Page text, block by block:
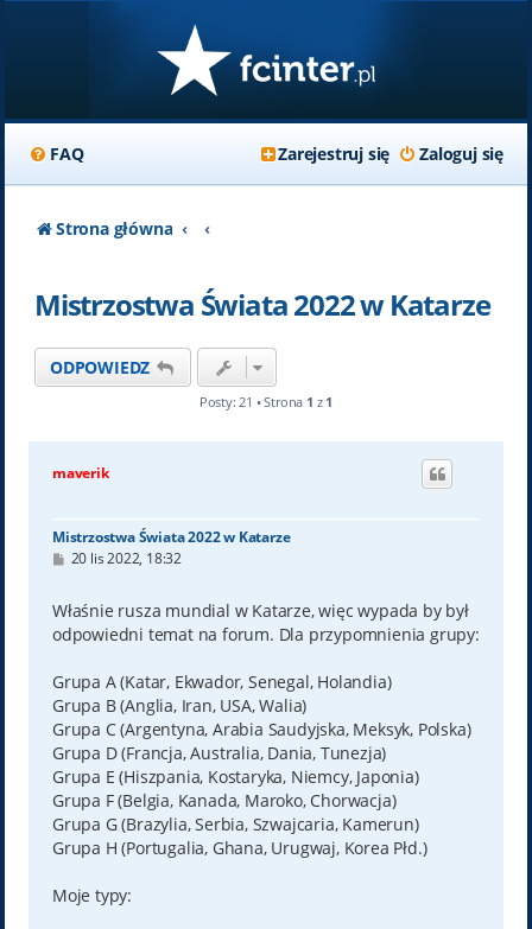
FAQ Zaloguj się
Zarejestruj się
Strona główna
Mistrzostwa Świata 2022 w Katarze
ODPOWIEDZ
Posty: 21 • Strona 1 z 1
maverik
Mistrzostwa Świata 2022 w Katarze
P
t
20 lis 2022, 18:32
Właśnie rusza mundial w Katarze, więc wypada by był
odpowiedni temat na forum. Dla przypomnienia grupy:
Grupa A (Katar, Ekwador, Senegal, Holandia)
Grupa B (Anglia, Iran, USA, Walia)
Grupa C (Argentyna, Arabia Saudyjska, Meksyk, Polska)
Grupa D (Francja, Australia, Dania, Tunezja)
Grupa E (Hiszpania, Kostaryka, Niemcy, Japonia)
Grupa F (Belgia, Kanada, Maroko, Chorwacja)
Grupa G (Brazylia, Serbia, Szwajcaria, Kamerun)
Grupa H (Portugalia, Ghana, Urugwaj, Korea Płd.)
Moje typy: